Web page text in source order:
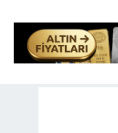
6698 sayılı Kişisel
hazırlanmış